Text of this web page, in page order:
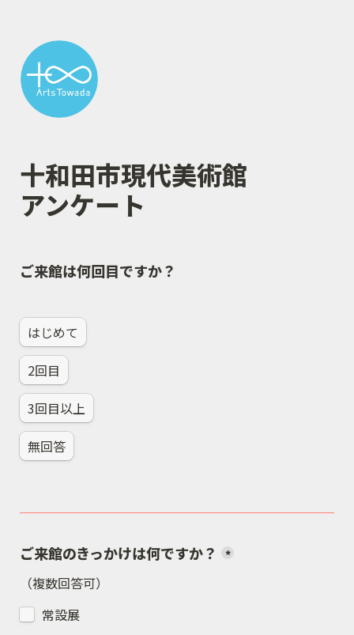
十和田市現代美術館
アンケート
ご来館は何回目ですか？
はじめて
2回目
3回目以上
無回答
ご来館のきっかけは何ですか？ *
（複数回答可）
常設展